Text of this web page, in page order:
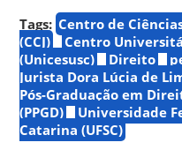
Tags: Centro de
(CCJ)
Centro
(Unicesusc)
Direito
Jurista Dora Lúcia de
Pós-Graduação em
(PPGD)
Universidade
Catarina (UFSC)